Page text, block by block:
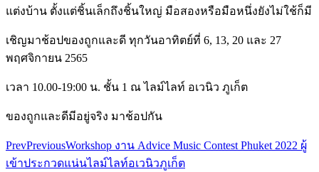
แต่งบ้าน ตั้งแต่ชิ้นเล็กถึงชิ้นใหญ่ มือสองหรือมือหนึ่งยังไม่ใช้ก็มี
เชิญมาช้อปของถูกและดี ทุกวันอาทิตย์ที่ 6, 13, 20 และ 27
พฤศจิกายน 2565
เวลา 10.00-19:00 น. ชั้น 1 ณ ไลม์ไลท์ อเวนิว ภูเก็ต
ของถูกและดีมีอยู่จริง มาช้อปกัน
PrevPreviousWorkshop งาน Advice Music Contest Phuket 2022 ผู้
เข้าประกวดแน่นไลม์ไลท์อเวนิวภูเก็ต